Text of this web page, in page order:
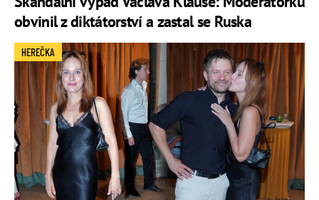
obvinil z diktátorství a zastal se Ruska
HEREČKA